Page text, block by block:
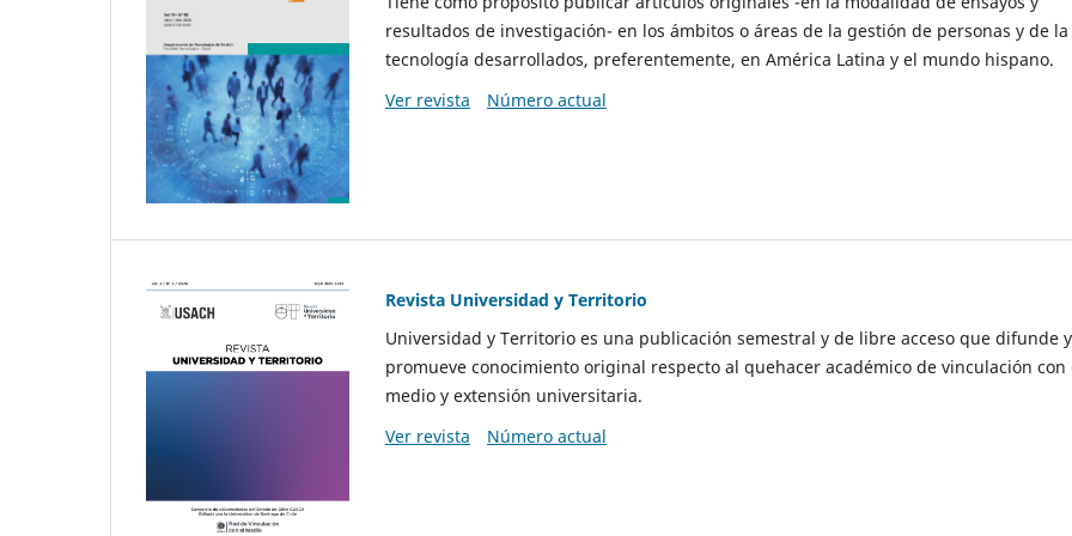
resultados de investigación- en los ámbitos o áreas de la gestión de personas y de la
tecnología desarrollados, preferentemente, en América Latina y el mundo hispano.
Ver revista
Número actual
Revista Universidad y Territorio
Universidad y Territorio es una publicación semestral y de libre acceso que difunde y
promueve conocimiento original respecto al quehacer académico de vinculación con
medio y extensión universitaria.
Ver revista
Número actual